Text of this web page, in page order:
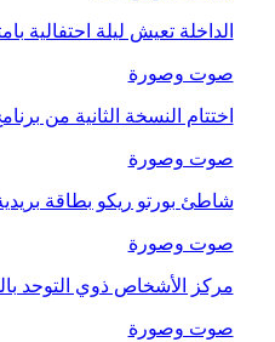
الداخلة تعيش ليلة احتفالية
صوت وصورة
اختتام النسخة الثانية من
صوت وصورة
شاطئ بورتو ريكو بطاقة
صوت وصورة
مركز الأشخاص ذوي التوحد
صوت وصورة